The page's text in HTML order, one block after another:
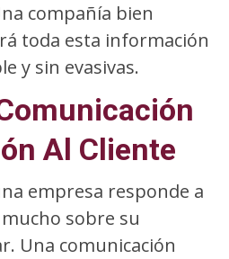
compañía bien
toda esta información
y sin evasivas.
Al Cliente
empresa responde a
sobre su
Una comunicación